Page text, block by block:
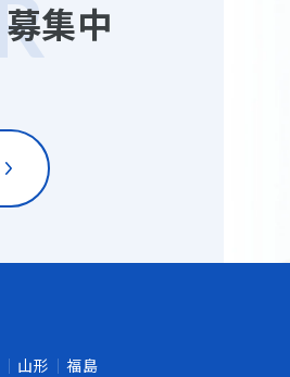
募集中
山形
福島